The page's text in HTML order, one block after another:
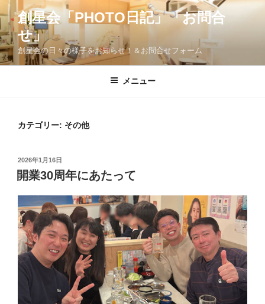
ン
テ
ン
ツ
創星会「PHOTO日記」「お問合
せ」
創星会の日々の様子をお知らせ！＆お問合せフォーム
メニュー
カテゴリー: その他
投
稿
日:
2026年1月16日
開業30周年にあたって